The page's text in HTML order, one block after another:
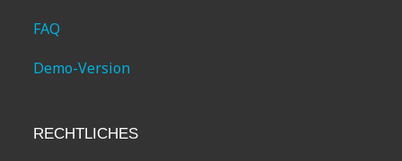
FAQ
Demo-Version
RECHTLICHES